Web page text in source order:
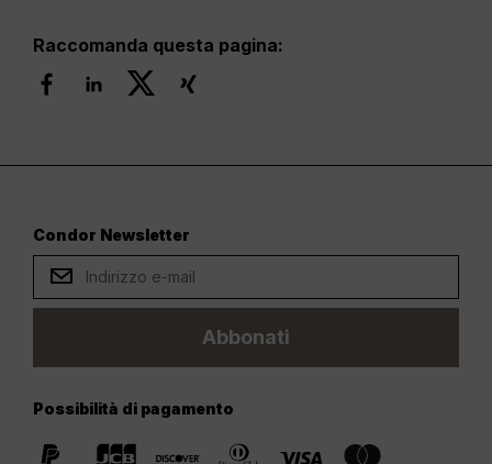
Raccomanda questa pagina:
Condor Newsletter
Abbonati
Possibilità di pagamento